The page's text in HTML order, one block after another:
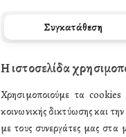
Συγκατάθεση
Η ιστοσελίδα
Χρησιμοποιούμε τα cookies
κοινωνικής δικτύωσης και
με τους συνεργάτες μας στα